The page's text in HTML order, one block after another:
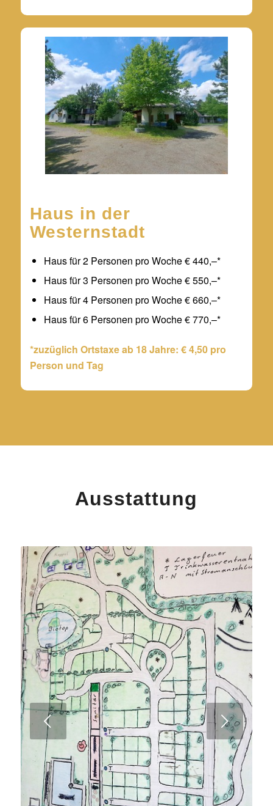
Haus in der
Westernstadt
Haus für 2 Personen pro Woche € 440,–*
Haus für 3 Personen pro Woche € 550,–*
Haus für 4 Personen pro Woche € 660,–*
Haus für 6 Personen pro Woche € 770,–*
*zuzüglich Ortstaxe ab 18 Jahre: € 4,50 pro
Person und Tag
Ausstattung
Weiter